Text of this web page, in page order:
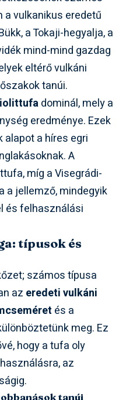
a vulkanikus eredetű
, aTokaji-hegyalja, a
mind-mind gazdag
eltérő vulkáni
tanúi.
dominál, mely a
eredménye. Ezek
a híres egri
A
míg a Visegrádi-
a jellemző, mindegyik
és felhasználási
típusok és
számos típusa
az eredeti vulkáni
és a
meg. Ez
hogy a tufa oly
az
tanúi